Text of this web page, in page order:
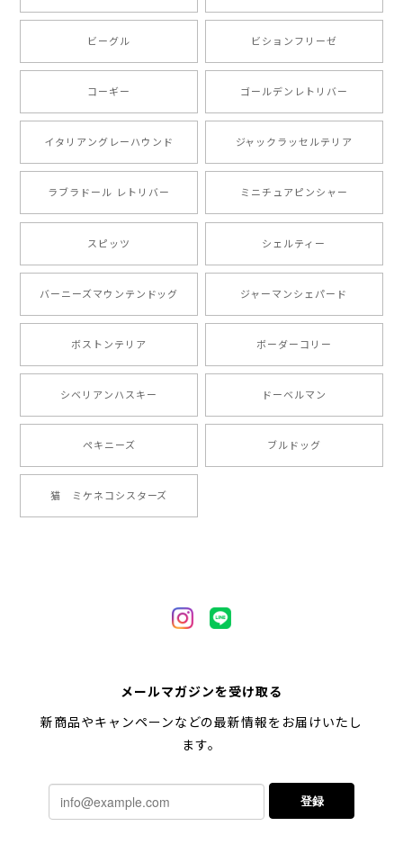
2024/10/28
注文受領連絡が無かったのでハラハラしましたが… 可
愛い商品が届きました！大満足です♪
【 自然に囲まれた ポメラニアン 】マグカップ 犬 ペット うちの子 犬グッズ ギフト プレゼント 母の日
とても可愛かったです。６月にももが（17歳）で亡くな
りまして、元気な時の顔がそっくりだったので、注文し
ました。ありがとうございました。
2024/05/22
2024/05/04
2024/05/04
【 柴犬 毛色3色】マグカップ お家用 プレゼント コーギーブラザーズ 犬 うちの子
2024/02/10
ビーグル ビションフリーゼ
コーギー ゴールデンレトリバー
イタリアングレーハウンド ジャックラッセルテリア
ラブラドール レトリバー ミニチュアピンシャー
スピッツ シェルティー
バーニーズマウンテンドッグ ジャーマンシェパード
ボストンテリア ボーダーコリー
シベリアンハスキー ドーベルマン
ペキニーズ ブルドッグ
猫 ミケネコシスターズ
メールマガジンを受け取る
新商品やキャンペーンなどの最新情報をお届けいたし
ます。
登録